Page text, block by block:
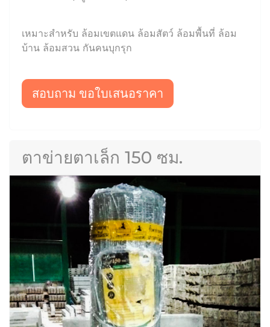
เหมาะสำหรับ ล้อมเขตแดน ล้อมสัตว์ ล้อมพื้นที่ ล้อม
บ้าน ล้อมสวน กันคนบุกรุก
สอบถาม ขอใบเสนอราคา
ตาข่ายตาเล็ก 150 ซม.